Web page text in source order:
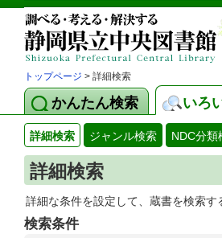
トップページ > 詳細検索
かんたん検索 いろ
詳細検索 ジャンル検索 NDC分類
詳細検索
詳細な条件を設定して、蔵書を検索す
検索条件